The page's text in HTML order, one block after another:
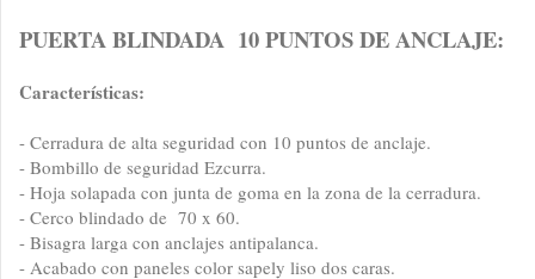
PUERTA BLINDADA 10 PUNTOS DE ANCLAJE:
Características:
- Cerradura de alta seguridad con 10 puntos de anclaje.
- Bombillo de seguridad Ezcurra.
- Hoja solapada con junta de goma en la zona de la cerradura.
- Cerco blindado de 70 x 60.
- Bisagra larga con anclajes antipalanca.
- Acabado con paneles color sapely liso dos caras.